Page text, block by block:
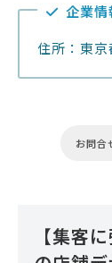
企業情
住所：東
お問合
【集客